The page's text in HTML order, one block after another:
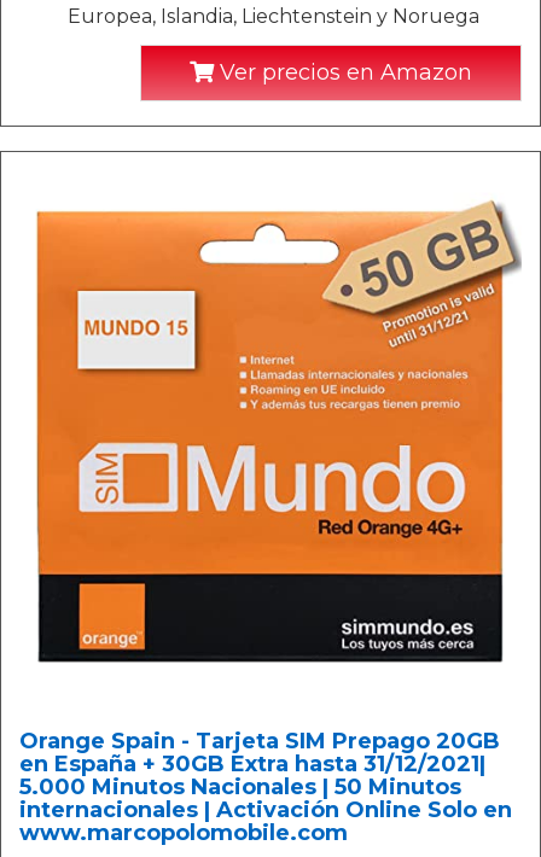
Europea, Islandia, Liechtenstein y Noruega
Ver precios en Amazon
Orange Spain - Tarjeta SIM Prepago 20GB
en España + 30GB Extra hasta 31/12/2021|
5.000 Minutos Nacionales | 50 Minutos
internacionales | Activación Online Solo en
www.marcopolomobile.com